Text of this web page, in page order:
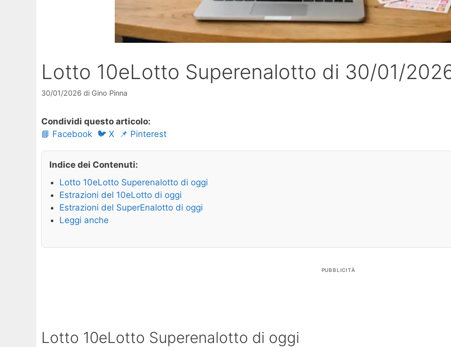
Lotto 10eLotto Superenalotto di 30/01/
30/01/2026 di Gino Pinna
Condividi questo articolo:
📘 Facebook 🐦 X 📌 Pinterest
Indice dei Contenuti:
Lotto 10eLotto Superenalotto di oggi
Estrazioni del 10eLotto di oggi
Estrazioni del SuperEnalotto di oggi
Leggi anche
PUBBLICITÀ
Lotto 10eLotto Superenalotto di oggi